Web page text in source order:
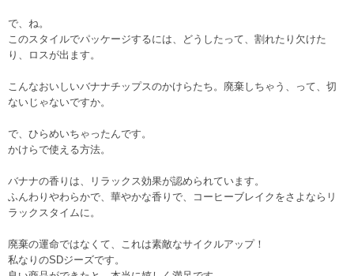
で、ね。
このスタイルでパッケージするには、どうしたって、割れたり欠けた
り、ロスが出ます。
こんなおいしいバナナチップスのかけらたち。廃棄しちゃう、って、切
ないじゃないですか。
で、ひらめいちゃったんです。
かけらで使える方法。
バナナの香りは、リラックス効果が認められています。
ふんわりやわらかで、華やかな香りで、コーヒーブレイクをさよならリ
ラックスタイムに。
廃棄の運命ではなくて、これは素敵なサイクルアップ！
私なりのSDジーズです。